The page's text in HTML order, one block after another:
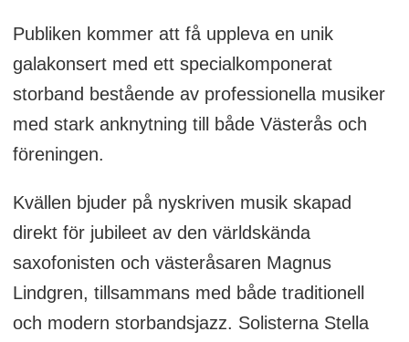
Publiken kommer att få uppleva en unik
galakonsert med ett specialkomponerat
storband bestående av professionella musiker
med stark anknytning till både Västerås och
föreningen.
Kvällen bjuder på nyskriven musik skapad
direkt för jubileet av den världskända
saxofonisten och västeråsaren Magnus
Lindgren, tillsammans med både traditionell
och modern storbandsjazz. Solisterna Stella